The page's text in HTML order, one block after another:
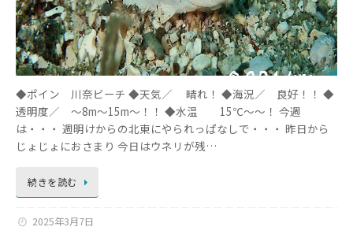
◆ポイン 川奈ビーチ ◆天気／ 晴れ！ ◆海況／ 良好！！ ◆
透明度／ ～8m～15m～！！ ◆水温 15℃～～！ 今週
は・・・ 週明けからの北東にやられっぱなしで・・・ 昨日から
じょじょにおさまり 今日はウネリが残…
続きを読む
2025年3月7日